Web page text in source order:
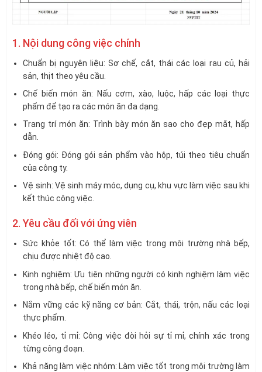
1. Nội dung công việc chính
Chuẩn bị nguyên liệu: Sơ chế, cắt, thái các loại rau củ, hải
sản, thịt theo yêu cầu.
Chế biến món ăn: Nấu cơm, xào, luộc, hấp các loại thực
phẩm để tạo ra các món ăn đa dạng.
Trang trí món ăn: Trình bày món ăn sao cho đẹp mắt, hấp
dẫn.
Đóng gói: Đóng gói sản phẩm vào hộp, túi theo tiêu chuẩn
của công ty.
Vệ sinh: Vệ sinh máy móc, dụng cụ, khu vực làm việc sau khi
kết thúc công việc.
2. Yêu cầu đối với ứng viên
Sức khỏe tốt: Có thể làm việc trong môi trường nhà bếp,
chịu được nhiệt độ cao.
Kinh nghiệm: Ưu tiên những người có kinh nghiệm làm việc
trong nhà bếp, chế biến món ăn.
Nắm vững các kỹ năng cơ bản: Cắt, thái, trộn, nấu các loại
thực phẩm.
Khéo léo, tỉ mỉ: Công việc đòi hỏi sự tỉ mỉ, chính xác trong
từng công đoạn.
Khả năng làm việc nhóm: Làm việc tốt trong môi trường làm